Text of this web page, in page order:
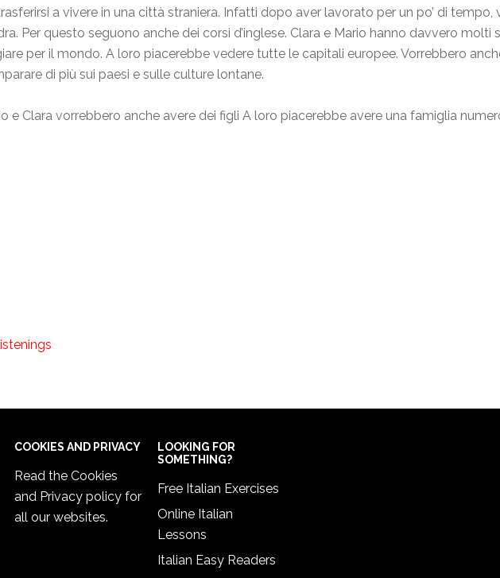
a vivere in una città straniera. Infatti dopo aver lavorato per un po’ di
Per questo seguono anche dei corsi d’inglese. Clara e Mario hanno davvero
per il mondo. A loro piacerebbe vedere tutte le capitali europee. Vorrebbero
di più sui paesi e sulle culture lontane.
e Clara vorrebbero anche avere dei figli A loro piacerebbe avere una famiglia
COOKIES AND PRIVACY
Read the Cookies
and Privacy policy for
all our websites.
LOOKING FOR
SOMETHING?
Free Italian Exercises
Online Italian
Lessons
Italian Easy Readers